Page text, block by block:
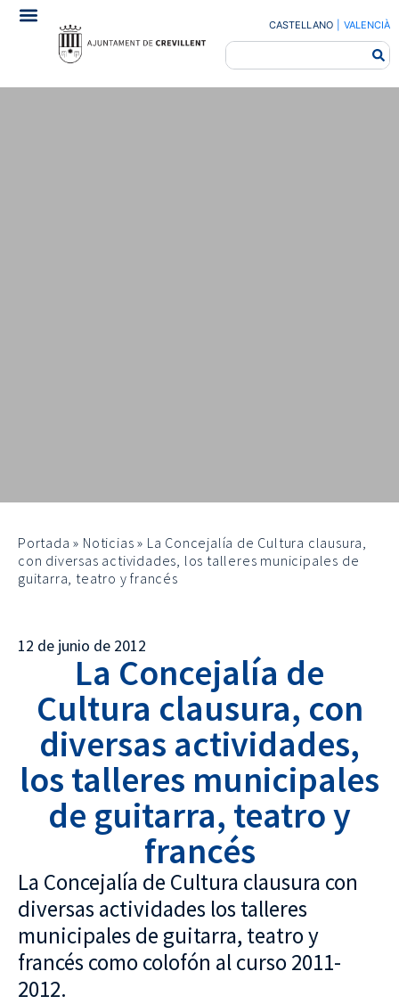
CASTELLANO VALENCIÀ
Portada » Noticias » La Concejalía de Cultura clausura,
con diversas actividades, los talleres municipales de
guitarra, teatro y francés
12 de junio de 2012
La Concejalía de
Cultura clausura, con
diversas actividades,
los talleres municipales
de guitarra, teatro y
francés
La Concejalía de Cultura clausura con
diversas actividades los talleres
municipales de guitarra, teatro y
francés como colofón al curso 2011-
2012.